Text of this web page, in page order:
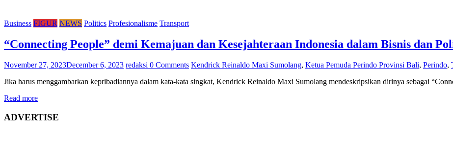
Business FIGUR NEWS Politics Profesionalisme Transport
“Connecting People” demi Kemajuan dan Kesejahteraan Indonesia dalam Bisnis dan
November 27, 2023December 6, 2023 redaksi 0 Comments Kendrick Reinaldo Maxi Sumolang, Ketua Pemuda Perindo Provinsi Bali, Perindo,
Jika harus menggambarkan kepribadiannya dalam kata-kata singkat, Kendrick Reinaldo Maxi Sumolang mendeskripsikan dirinya sebagai
Read more
ADVERTISE